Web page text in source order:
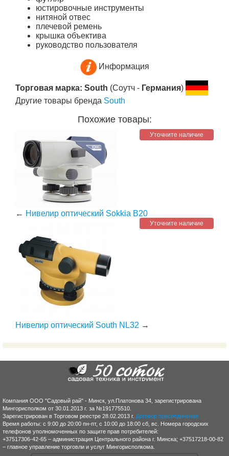
юстировочные инструменты
нитяной отвес
плечевой ремень
крышка объектива
руководство пользователя
Информация
Торговая марка: South (Соутч - Германия)
Другие товары бренда South
Похожие товары:
Уточните наличие
← Нивелир оптический Sokkia B20
Уточните наличие
Нивелир оптический South NL32 →
Компания ООО "Садовый рай" - Минск, ул.Платонова 34, зарегистрирована
Мингорисполком от 30.01.2013 г. за №191775510.
Зарегистрирован в Торговом реестре 28.02.2013 г. Договор присоединения
Время работы: с 9:00 до 20:00 пн-пт, с 10:00 до 18:00 сб, вс. Номера городских
телефонов уполномоченных по защите прав потребителей:
+37517306-42-65 – администрация Центрального района г. Минска; +37517218-00-82
– главное управление торговли и услуг Мингорисполкома.